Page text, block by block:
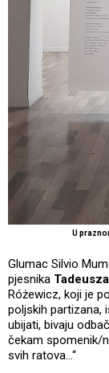
U
Glumac Silvio
pjesnika
Różewicz, koji je
poljskih partizana,
ubijati, bivaju
čekam spomenik/
svih ratova...“